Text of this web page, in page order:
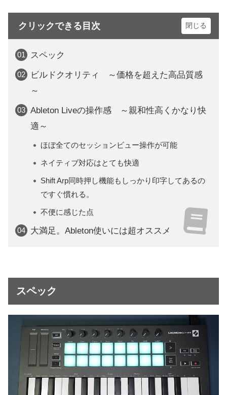
クリックできる目次
スペック
ビルドクオリティ ～価格を超えた高品質感
～
Ableton Liveの操作感 ～親和性高くかなり快
適～
ほぼ全てのセッションビュー操作が可能
ネイティブ対応はとても快適
Shift Arp同時押し機能もしっかり印字してあるの
ですぐ慣れる。
不便に感じた点
大満足。Ableton使いには超オススメ
スペック